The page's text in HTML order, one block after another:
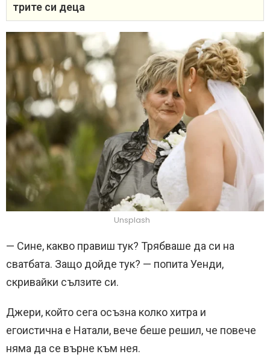
трите си деца
Unsplash
— Сине, какво правиш тук? Трябваше да си на
сватбата. Защо дойде тук? — попита Уенди,
скривайки сълзите си.
Джери, който сега осъзна колко хитра и
егоистична е Натали, вече беше решил, че повече
няма да се върне към нея.